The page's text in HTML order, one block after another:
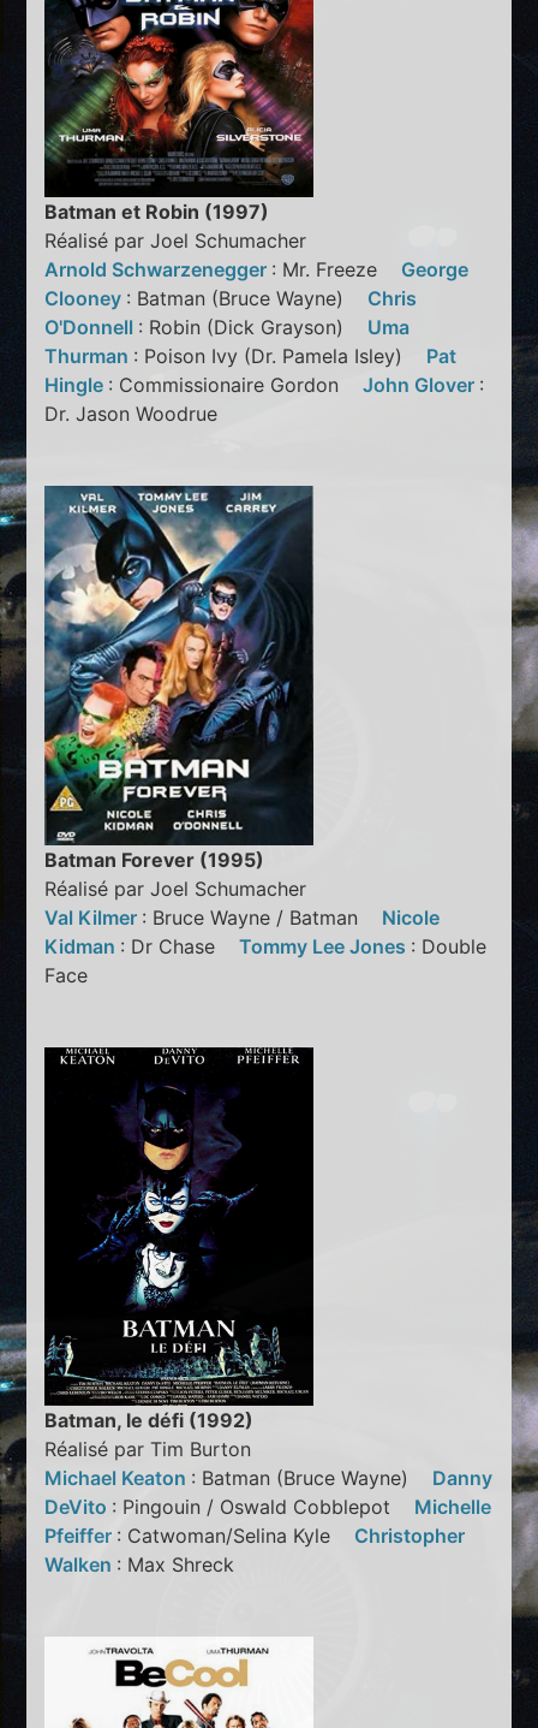
Batman et Robin (1997)
Réalisé par Joel Schumacher
Arnold Schwarzenegger : Mr. Freeze George
Clooney : Batman (Bruce Wayne) Chris
O'Donnell : Robin (Dick Grayson) Uma
Thurman : Poison Ivy (Dr. Pamela Isley) Pat
Hingle : Commissionaire GordonJohn Glover :
Dr. Jason Woodrue
Batman Forever (1995)
Réalisé par Joel Schumacher
Val Kilmer : Bruce Wayne / Batman Nicole
Kidman : Dr ChaseTommy Lee Jones : Double
Face
Batman, le défi (1992)
Réalisé par Tim Burton
Michael Keaton : Batman (Bruce Wayne) Danny
DeVito : Pingouin / Oswald Cobblepot Michelle
Pfeiffer : Catwoman/Selina Kyle Christopher
Walken : Max Shreck